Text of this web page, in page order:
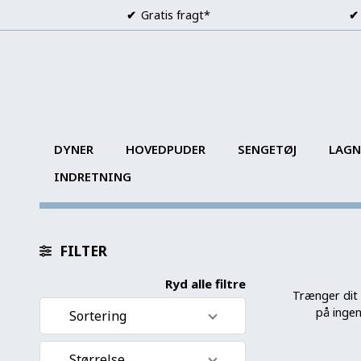
Gratis fragt*
DYNER HOVEDPUDER SENGETØJ
INDRETNING
FILTER
Ryd alle filtre
Sortering
Standard visning
Trænger dit
på